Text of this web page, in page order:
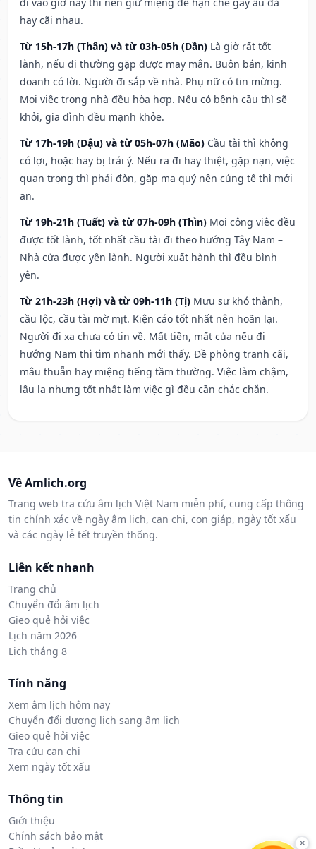
hay cãi nhau.
Từ 15h-17h (Thân) và từ 03h-05h (Dần) Là giờ rất tốt
lành, nếu đi thường gặp được may mắn. Buôn bán, kinh
doanh có lời. Người đi sắp về nhà. Phụ nữ có tin mừng.
Mọi việc trong nhà đều hòa hợp. Nếu có bệnh cầu thì sẽ
khỏi, gia đình đều mạnh khỏe.
Từ 17h-19h (Dậu) và từ 05h-07h (Mão) Cầu tài thì không
có lợi, hoặc hay bị trái ý. Nếu ra đi hay thiệt, gặp nạn, việc
quan trọng thì phải đòn, gặp ma quỷ nên cúng tế thì mới
an.
Từ 19h-21h (Tuất) và từ 07h-09h (Thìn) Mọi công việc đều
được tốt lành, tốt nhất cầu tài đi theo hướng Tây Nam –
Nhà cửa được yên lành. Người xuất hành thì đều bình
yên.
Từ 21h-23h (Hợi) và từ 09h-11h (Tị) Mưu sự khó thành,
cầu lộc, cầu tài mờ mịt. Kiện cáo tốt nhất nên hoãn lại.
Người đi xa chưa có tin về. Mất tiền, mất của nếu đi
hướng Nam thì tìm nhanh mới thấy. Đề phòng tranh cãi,
mâu thuẫn hay miệng tiếng tầm thường. Việc làm chậm,
lâu la nhưng tốt nhất làm việc gì đều cần chắc chắn.
Về Amlich.org
Trang web tra cứu âm lịch Việt Nam miễn phí, cung cấp thông
tin chính xác về ngày âm lịch, can chi, con giáp, ngày tốt xấu
và các ngày lễ tết truyền thống.
Liên kết nhanh
Trang chủ
Chuyển đổi âm lịch
Gieo quẻ hỏi việc
Lịch năm 2026
Lịch tháng 8
Tính năng
Xem âm lịch hôm nay
Chuyển đổi dương lịch sang âm lịch
Gieo quẻ hỏi việc
Tra cứu can chi
Xem ngày tốt xấu
Thông tin
Giới thiệu
Chính sách bảo mật
×